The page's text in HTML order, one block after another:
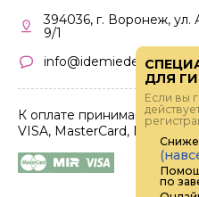
Правила участия
394036, г. Воронеж, ул.
9/1
info@idemiedem.ru
К оплате принимаются
VISA, MasterCard, МИР
ДЛЯ
Если вы
по